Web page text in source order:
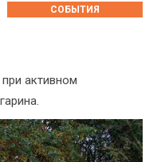
СОБЫТИЯ
активном